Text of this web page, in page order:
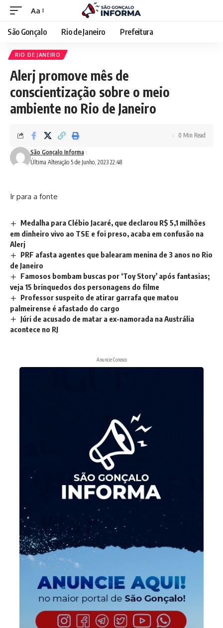
Aa
São Gonçalo Rio de Janeiro Prefeitura
RIO DE JANEIRO
Alerj promove mês de
conscientização sobre o meio
ambiente no Rio de Janeiro
Última Alteração 5 de Junho, 2023 22:48
São Gonçalo Informa
0 Min Read
Ir para a fonte
Medalha para Clébio Jacaré, que declarou R$ 5,1 milhões
em dinheiro vivo ao TSE e foi preso, acaba em confusão na
Alerj
PRF afasta agentes que balearam menina de 3 anos no Rio
de Janeiro
Famosos bombam buscas por ‘Toy Story’ após fantasias;
veja 15 brinquedos dos personagens do filme
Professor suspeito de atirar garrafa que matou
palmeirense é afastado do cargo
Júri de acusado de matar a ex-namorada na Austrália
acontece no RJ
Anuncie Conosco